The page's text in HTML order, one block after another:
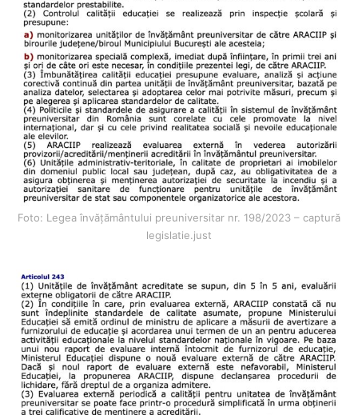
Foto: Legea învățământului preuniversitar nr. 198/2023 – captură
legislatie.just